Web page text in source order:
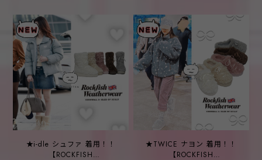
★i-dle シュファ 着用！！
【ROCKFISH
★TWICE ナヨン 着用！！
【ROCKFISH